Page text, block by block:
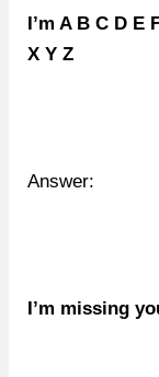
I’m A B C D E
X Y Z
Answer:
I’m missing